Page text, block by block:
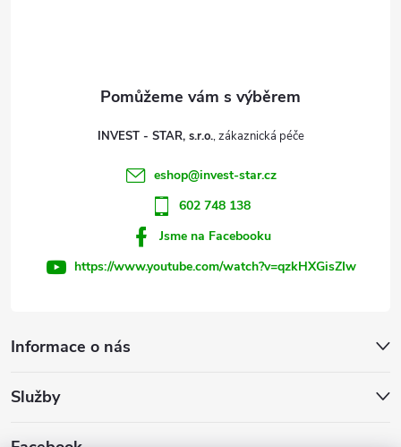
Informace o nás
Služby
INVEST - STAR, s.r.o.
eshop@invest-star.cz
602 748 138
Jsme na Facebooku
https://www.youtube.com/watch?v=qzkHXGisZIw